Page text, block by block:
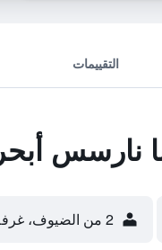
التقييمات
نارسس أبحر
2 من الضيوف، غرفة واحدة